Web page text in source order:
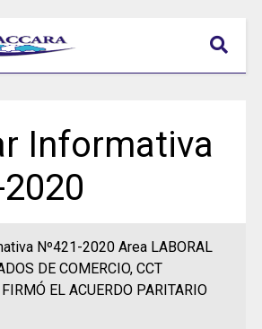
Informativa
Nº421-2020 Area LABORAL
DE COMERCIO, CCT
EL ACUERDO PARITARIO